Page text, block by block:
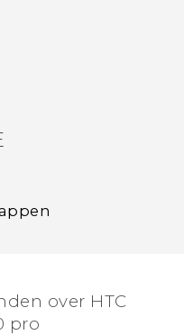
over ‎HTC
pro